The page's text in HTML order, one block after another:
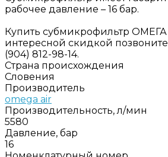
рабочее давление – 16 бар.
Купить субмикрофильтр ОМЕГА
интересной скидкой
(904) 812-98-14.
Страна происхождения
Словения
Производитель
omega air
Производительность, л/мин
5580
Давление, бар
16